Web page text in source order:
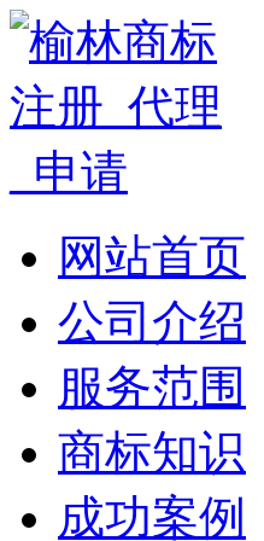
网站首页
公司介绍
服务范围
商标知识
成功案例